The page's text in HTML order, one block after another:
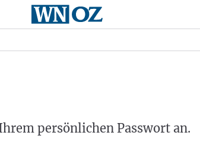
persönlichen Passwort an.